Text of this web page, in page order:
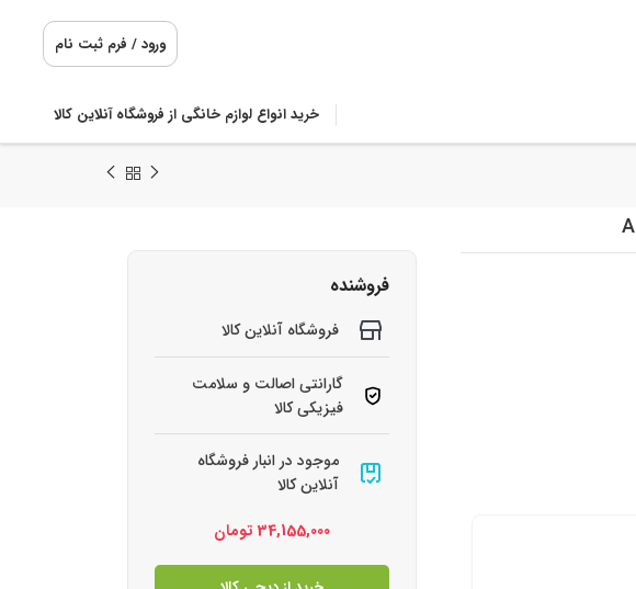
ورود / فرم ثبت نام
خرید انواع لوازم خانگی از فروشگاه آنلاین کالا
فروشنده
فروشگاه آنلاین کالا
گارانتی اصالت و سلامت
فیزیکی کالا
موجود در انبار فروشگاه
آنلاین کالا
34,155,000 تومان